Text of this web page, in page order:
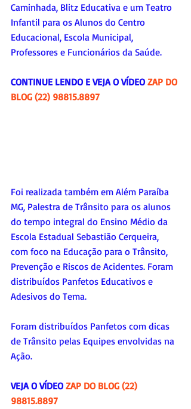
Caminhada, Blitz Educativa e um Teatro
Infantil para os Alunos do Centro
Educacional, Escola Municipal,
Professores e Funcionários da Saúde.
CONTINUE LENDO E VEJA O VÍDEO ZAP DO
BLOG (22) 98815.8897
Foi realizada também em Além Paraíba
MG, Palestra de Trânsito para os alunos
do tempo integral do Ensino Médio da
Escola Estadual Sebastião Cerqueira,
com foco na Educação para o Trânsito,
Prevenção e Riscos de Acidentes. Foram
distribuídos Panfetos Educativos e
Adesivos do Tema.
Foram distribuídos Panfetos com dicas
de Trânsito pelas Equipes envolvidas na
Ação.
VEJA O VÍDEO ZAP DO BLOG (22)
98815.8897